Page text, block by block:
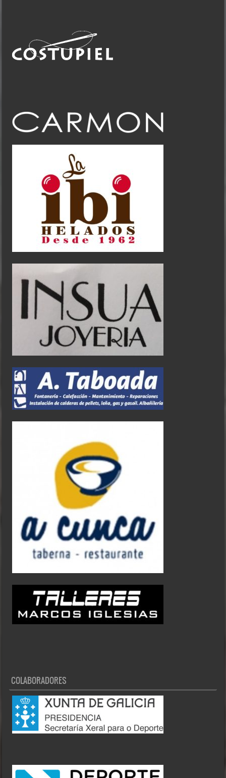
COLABORADORES